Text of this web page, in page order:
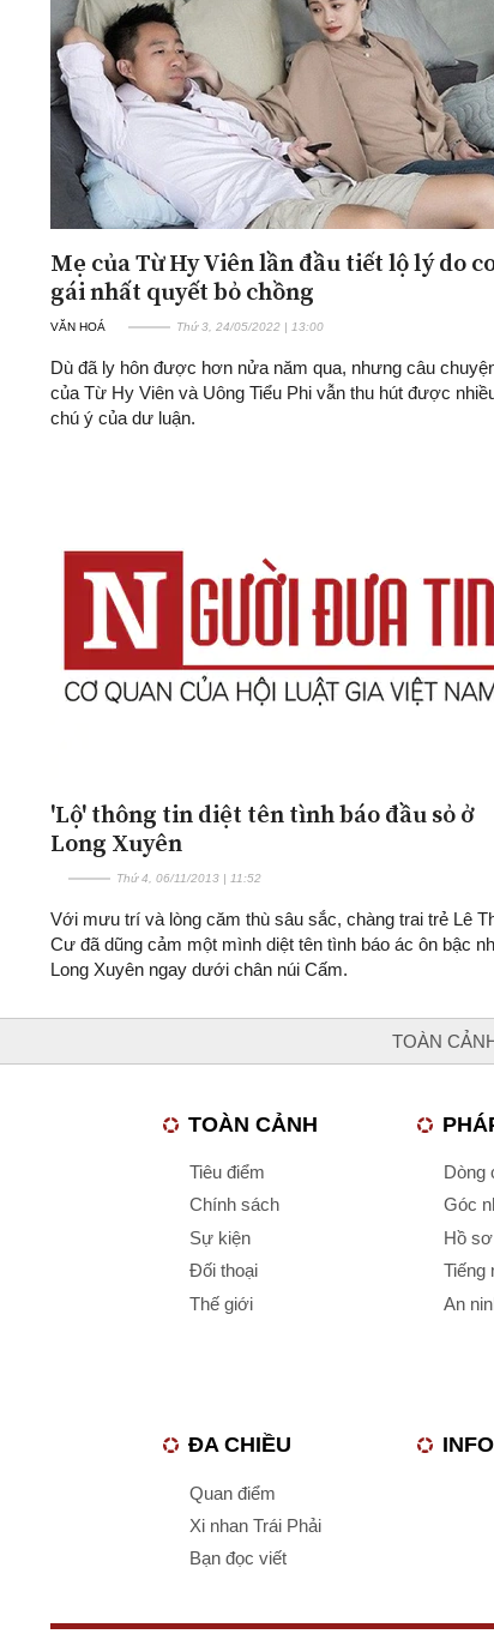
Mẹ của Từ Hy Viên lần đầu tiết lộ lý do
gái nhất quyết bỏ chồng
VĂN HOÁ Thứ 3, 24/05/2022 | 13:00
Dù đã ly hôn được hơn nửa năm qua, nhưng câu
của Từ Hy Viên và Uông Tiểu Phi vẫn thu hút được
chú ý của dư luận.
'Lộ' thông tin diệt tên tình báo đầu sỏ ở
Long Xuyên
Thứ 4, 06/11/2013 | 11:52
Với mưu trí và lòng căm thù sâu sắc, chàng trai trẻ Lê
Cư đã dũng cảm một mình diệt tên tình báo ác ôn bậc
Long Xuyên ngay dưới chân núi Cấm.
TOÀN
TOÀN CẢNH
Tiêu điểm
Chính sách
Sự kiện
Đối thoại
Thế giới
Dòng
Góc
Hồ
Tiếng
An
ĐA CHIỀU
Quan điểm
Xi nhan Trái Phải
Bạn đọc viết